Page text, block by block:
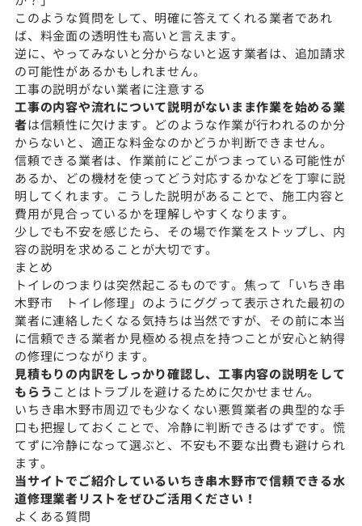
このような質問をして、明確に答えてくれる業者であれ
ば、料金面の透明性も高いと言えます。
逆に、やってみないと分からないと返す業者は、追加請求
の可能性があるかもしれません。
工事の説明がない業者に注意する
工事の内容や流れについて説明がないまま作業を始める業
者は信頼性に欠けます。どのような作業が行われるのか分
からないと、適正な料金なのかどうか判断できません。
信頼できる業者は、作業前にどこがつまっている可能性が
あるか、どの機材を使ってどう対応するかなどを丁寧に説
明してくれます。こうした説明があることで、施工内容と
費用が見合っているかを理解しやすくなります。
少しでも不安を感じたら、その場で作業をストップし、内
容の説明を求めることが大切です。
まとめ
トイレのつまりは突然起こるものです。焦って「いちき串
木野市 トイレ修理」のようにググって表示された最初の
業者に連絡したくなる気持ちは当然ですが、その前に本当
に信頼できる業者か見極める視点を持つことが安心と納得
の修理につながります。
見積もりの内訳をしっかり確認し、工事内容の説明をして
もらうことはトラブルを避けるために欠かせません。
いちき串木野市周辺でも少なくない悪質業者の典型的な手
口も把握しておくことで、冷静に判断できるはずです。慌
てずに冷静になって選ぶと、不安も不要な出費も避けられ
ます。
当サイトでご紹介しているいちき串木野市で信頼できる水
道修理業者リストをぜひご活用ください！
よくある質問